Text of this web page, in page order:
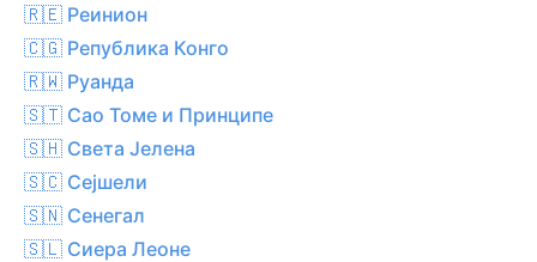
🇷🇪 Реинион
🇨🇬 Република Конго
🇷🇼 Руанда
🇸🇹 Сао Томе и Принципе
🇸🇭 Света Јелена
🇸🇨 Сејшели
🇸🇳 Сенегал
🇸🇱 Сиера Леоне